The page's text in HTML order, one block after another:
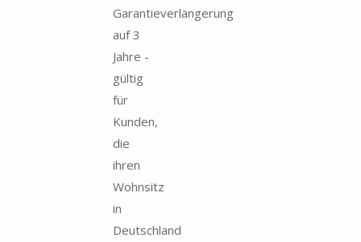
Garantieverlängerung
auf 3
Jahre -
gültig
für
Kunden,
die
ihren
Wohnsitz
in
Deutschland